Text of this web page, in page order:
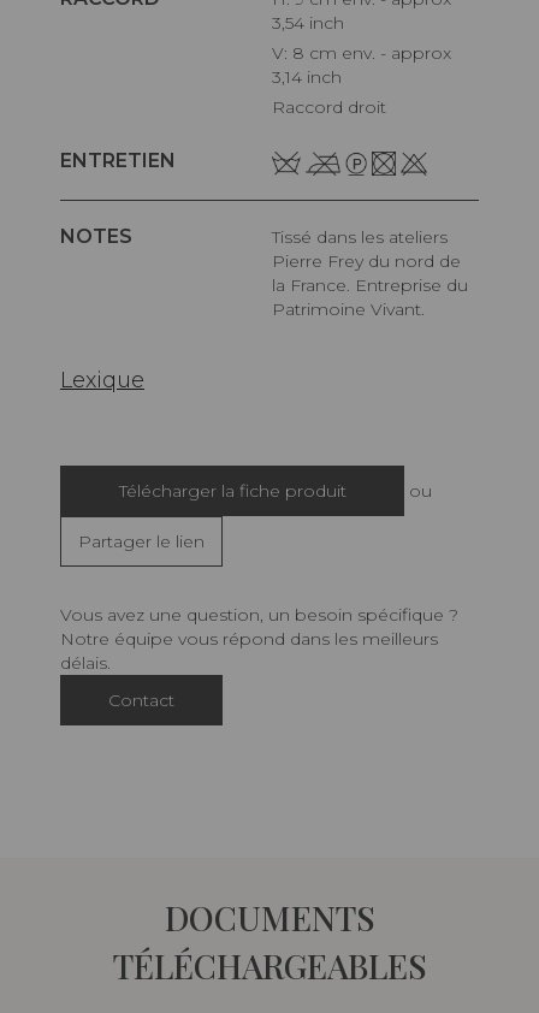
3,54 inch
V: 8 cm env. - approx
3,14 inch
Raccord droit
ENTRETIEN
NOTES
Tissé dans les ateliers
Pierre Frey du nord de
la France. Entreprise du
Patrimoine Vivant.
Lexique
Télécharger la fiche produit ou
Partager le lien
Vous avez une question, un besoin spécifique ?
Notre équipe vous répond dans les meilleurs
délais.
Contact
DOCUMENTS
TÉLÉCHARGEABLES